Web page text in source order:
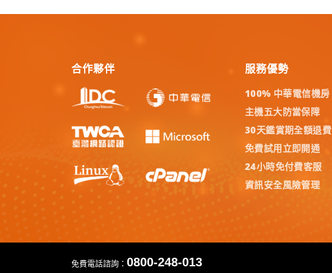
合作夥伴
服務優勢
100% 中華電信機房
主機五大防當保障
30天鑑賞期全額退費
免費試用立即開通
24小時免付費客服
資訊安全風險管理
免費電話諮詢： 0800-248-013